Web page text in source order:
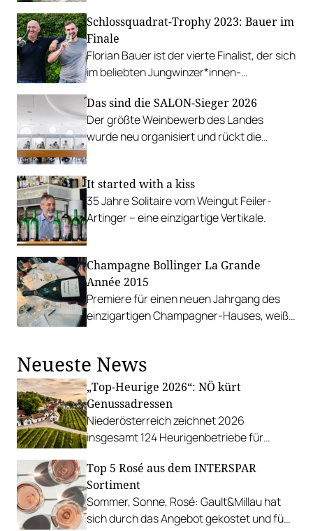
geschaffen – unser bester Wein des
Jahres.
Schlossquadrat-Trophy 2023: Bauer im
Finale
Florian Bauer ist der vierte Finalist, der sich
im beliebten Jungwinzer*innen-
Das sind die SALON-Sieger 2026
Der größte Weinbewerb des Landes
wurde neu organisiert und rückt die
It started with a kiss
35 Jahre Solitaire vom Weingut Feiler-
Artinger – eine einzigartige Vertikale.
Champagne Bollinger La Grande
Année 2015
Premiere für einen neuen Jahrgang des
einzigartigen Champagner-Hauses, weiß
Neueste News
„Top-Heurige 2026“: NÖ kürt
Genussadressen
Niederösterreich zeichnet 2026
insgesamt 124 Heurigenbetriebe für
Top 5 Rosé aus dem INTERSPAR
Sortiment
Sommer, Sonne, Rosé: Gault&Millau hat
sich durch das Angebot gekostet und fünf